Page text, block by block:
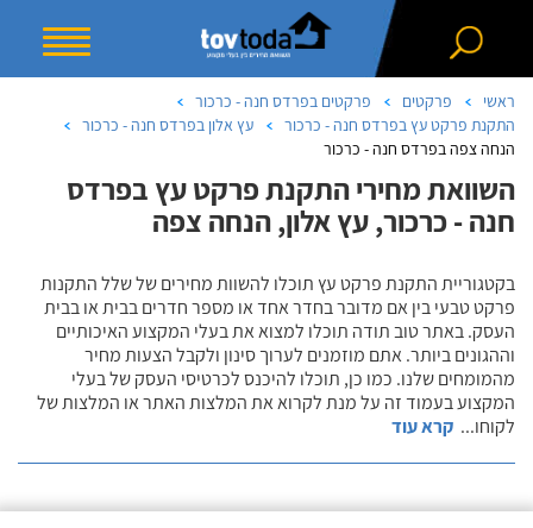
ראשי פרקטים
פרקטים בפרדס חנה - כרכור
התקנת פרקט עץ בפרדס חנה - כרכור
עץ אלון בפרדס חנה - כרכור
הנחה צפה בפרדס חנה - כרכור
השוואת מחירי התקנת פרקט עץ בפרדס
חנה - כרכור, עץ אלון, הנחה צפה
בקטגוריית התקנת פרקט עץ תוכלו להשוות מחירים של שלל התקנות
פרקט טבעי בין אם מדובר בחדר אחד או מספר חדרים בבית או בבית
העסק. באתר טוב תודה תוכלו למצוא את בעלי המקצוע האיכותיים
וההגונים ביותר. אתם מוזמנים לערוך סינון ולקבל הצעות מחיר
מהמומחים שלנו. כמו כן, תוכלו להיכנס לכרטיסי העסק של בעלי
המקצוע בעמוד זה על מנת לקרוא את המלצות האתר או המלצות של
לקוחו... קרא עוד